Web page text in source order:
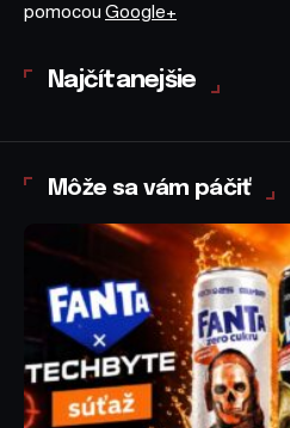
pomocou Google+
Najčítanejšie
Môže sa vám páčiť